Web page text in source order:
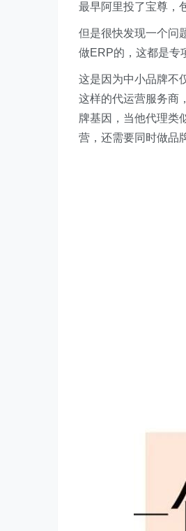
最早阿里投了宝尊，
但是很快发现一个问
做ERP的，这都是专
这是因为中小品牌不
这样的代运营服务商
牌基因，当他代理类
营，还需要同时做品